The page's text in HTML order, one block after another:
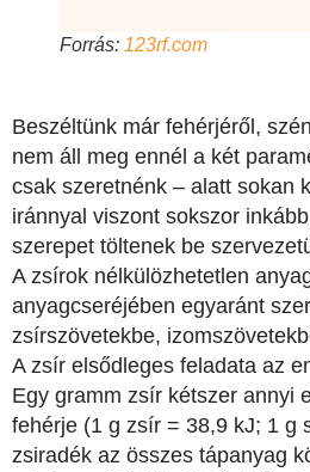
Forrás: 123rf.com
Beszéltünk már fehérjéről,
nem áll meg ennél a két
csak szeretnénk – alatt sokan
iránnyal viszont sokszor
szerepet töltenek be
A zsírok nélkülözhetetlen
anyagcseréjében egyaránt
zsírszövetekbe,
A zsír elsődleges feladata az
Egy gramm zsír kétszer annyi
fehérje (1 g zsír = 38,9 kJ; 1 g
zsiradék az összes tápanyag